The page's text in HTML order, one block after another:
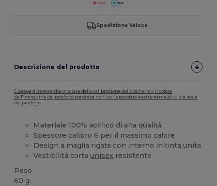
Spedizione Veloce
Descrizione del prodotto
Si prega di notare che, a causa della calibrazione dello schermo, il colore
dell'immagine del prodotto potrebbe non corrispondere esattamente al colore reale
del prodotto.
Materiale 100% acrilico di alta qualità
Spessore calibro 6 per il massimo calore
Design a maglia rigata con interno in tinta unita
Vestibilità corta unisex resistente
Peso
60 g.